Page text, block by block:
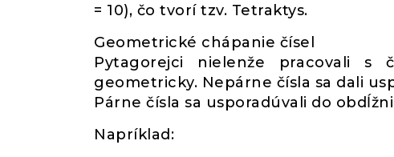
= 10), čo tvorí tzv. Tetraktys.
Geometrické chápanie čísel
Pytagorejci nielenže pracovali s
geometricky. Nepárne čísla sa dali
Párne čísla sa usporadúvali do
Napríklad: